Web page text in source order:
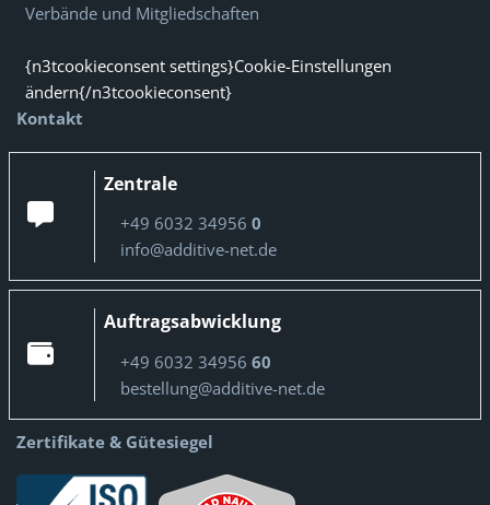
Verbände und Mitgliedschaften
{n3tcookieconsent settings}Cookie-Einstellungen
ändern{/n3tcookieconsent}
Kontakt
Zentrale
+49 6032 34956 0
info@additive-net.de
Auftragsabwicklung
+49 6032 34956 60
bestellung@additive-net.de
Zertifikate & Gütesiegel